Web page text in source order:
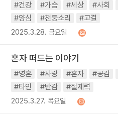
#건강 #가슴 #세상 #사회
#양심
#천둥소리 #고결
2025.3.28. 금요일
혼자 떠드는 이야기
#영혼 #사랑 #혼자 #공감
#타인
#반감 #절제력
2025.3.27. 목요일